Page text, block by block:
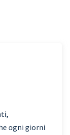
ogni giorni